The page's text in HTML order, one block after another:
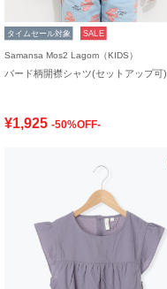
タイムセール対象 SALE
Samansa Mos2 Lagom（KIDS）
バード柄開襟シャツ(セットアップ可)
¥1,925 -50%OFF-